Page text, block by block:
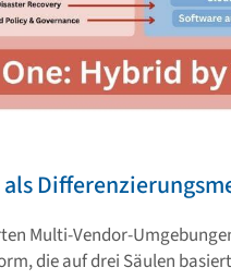
Multi-Vendor-
die auf drei Säulen